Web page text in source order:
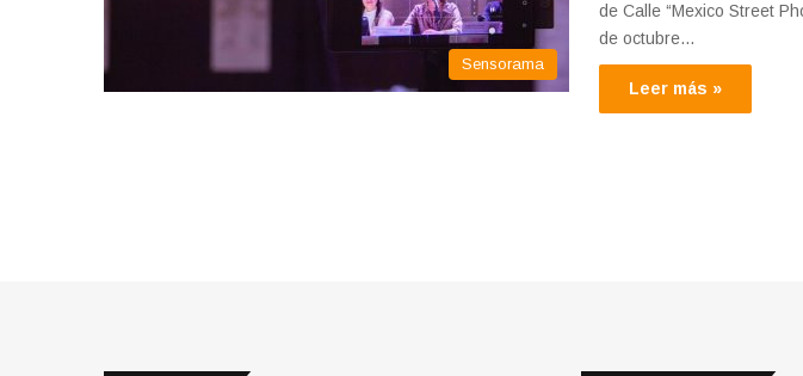
Sensorama
de Calle “Mexico Street
de octubre…
Leer más »